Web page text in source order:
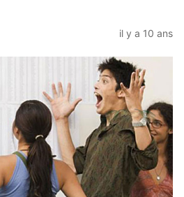
il y a 10 ans